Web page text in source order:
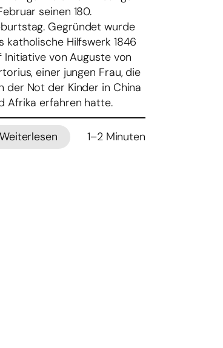
seinen 180.
Gegründet wurde
katholische Hilfswerk 1846
Initiative von Auguste von
einer jungen Frau, die
der Not der Kinder in China
Afrika erfahren hatte.
Weiterlesen
:
1–2 Minuten